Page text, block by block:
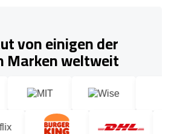
von einigen der
Marken weltweit